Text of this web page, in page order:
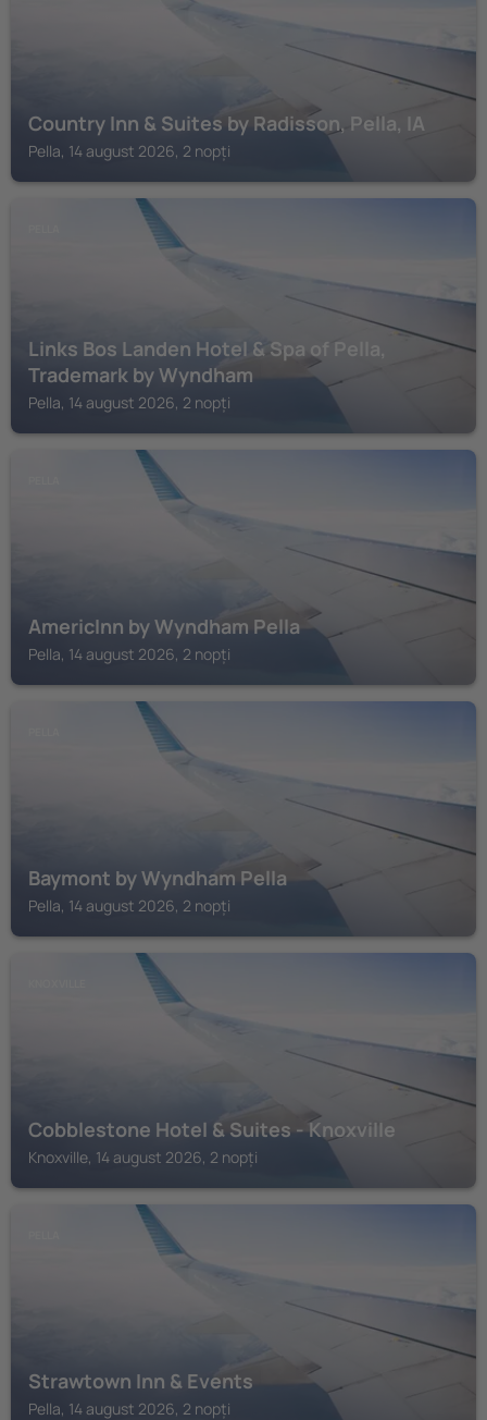
Country Inn & Suites by Radisson, Pella, IA
Pella, 14 august 2026, 2 nopți
Links Bos Landen Hotel & Spa of Pella,
Trademark by Wyndham
Pella, 14 august 2026, 2 nopți
AmericInn by Wyndham Pella
Pella, 14 august 2026, 2 nopți
Baymont by Wyndham Pella
Pella, 14 august 2026, 2 nopți
Cobblestone Hotel & Suites - Knoxville
Knoxville, 14 august 2026, 2 nopți
Strawtown Inn & Events
Pella, 14 august 2026, 2 nopți